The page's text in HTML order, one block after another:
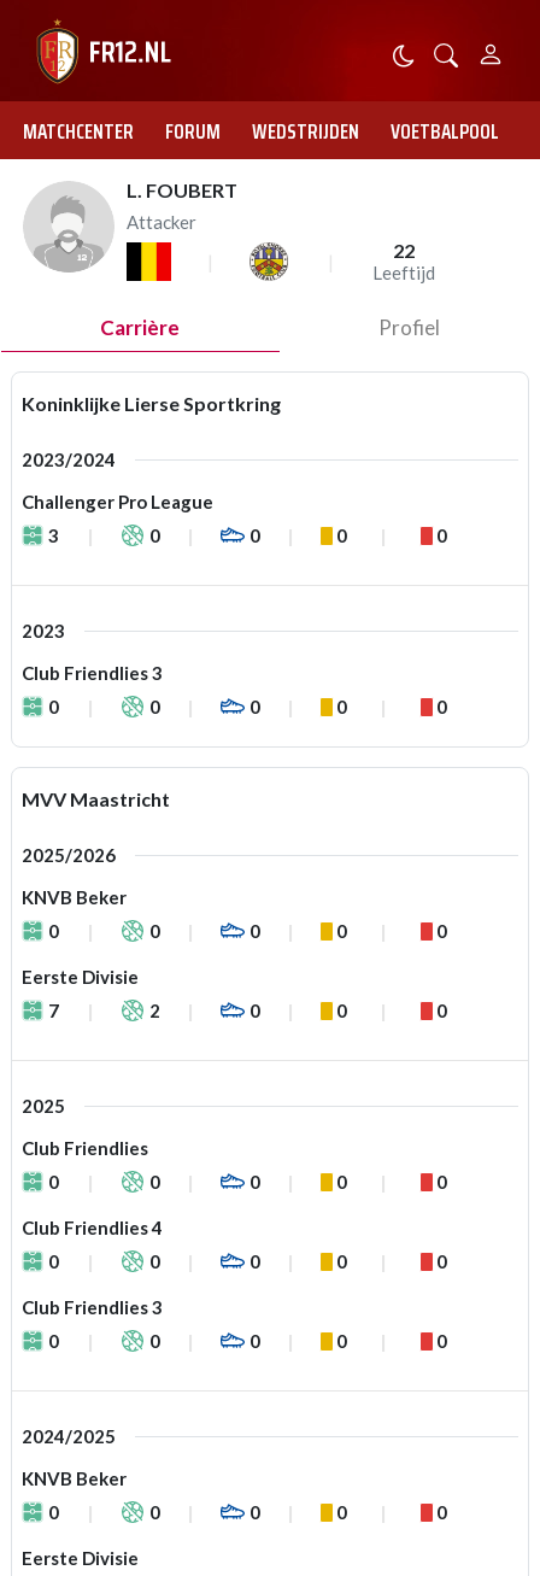
MATCHCENTER FORUM WEDSTRIJDEN VOETBALPOOL
L. FOUBERT
Attacker
22
Leeftijd
Carrière Profiel
Koninklijke Lierse Sportkring
2023/2024
Challenger Pro League
3
0 0 0 0
2023
Club Friendlies 3
0
0 0 0 0
MVV Maastricht
2025/2026
KNVB Beker
0
0 0 0 0
Eerste Divisie
7
2 0 0 0
2025
Club Friendlies
0
0 0 0 0
Club Friendlies 4
0
0 0 0 0
Club Friendlies 3
0
0 0 0 0
2024/2025
KNVB Beker
0
0 0 0 0
Eerste Divisie